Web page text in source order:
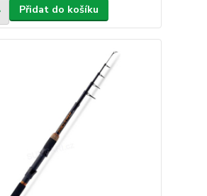
Přidat do košíku